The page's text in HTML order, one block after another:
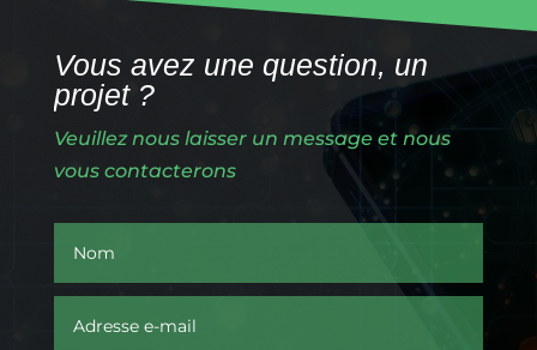
Vous avez une question, un
projet ?
Veuillez nous laisser un message et nous
vous contacterons